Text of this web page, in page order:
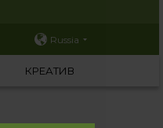
Russia
КРЕАТИВ